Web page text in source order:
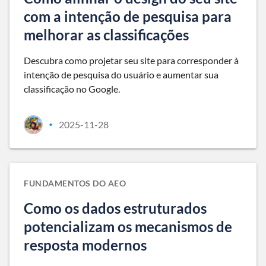
com a intenção de pesquisa para
melhorar as classificações
Descubra como projetar seu site para corresponder à
intenção de pesquisa do usuário e aumentar sua
classificação no Google.
• 2025-11-28
FUNDAMENTOS DO AEO
Como os dados estruturados
potencializam os mecanismos de
resposta modernos